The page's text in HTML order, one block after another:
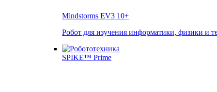
Mindstorms EV3 10+
Робот для изучения информатики, физики и